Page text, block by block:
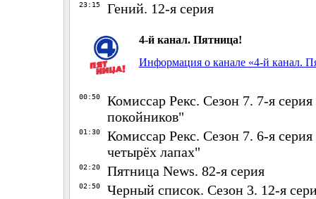
23:15 Гений. 12-я серия
4-й канал. Пятница!
Информация о канале «4-й канал.
00:50
Комиссар Рекс. Сезон 7. 7-я
покойников"
01:30
Комиссар Рекс. Сезон 7. 6-я
четырёх лапах"
02:20 Пятница News. 82-я серия
02:50 Черный список. Сезон 3. 12-я